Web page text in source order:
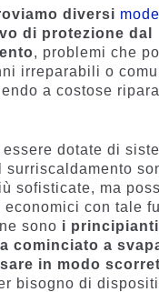
diversi
di protezione dal
, problemi che
irreparabili o
a costose
dotate di
surriscaldamento
sofisticate, ma
con tale
sono i
cominciato a
in modo
bisogno di